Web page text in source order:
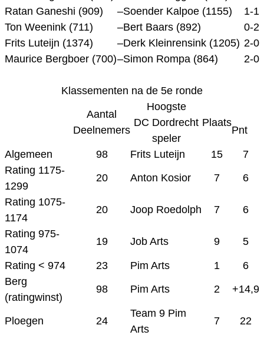
Ratan Ganeshi (909)
–Soender Kalpoe (1155)
1-1
Ton Weenink (711)
–Bert Baars (892)
0-2
Frits Luteijn (1374)
–Derk Kleinrensink (1205) 2-0
Maurice Bergboer (700)–Simon Rompa (864) 2-0
Klassementen na de 5e ronde
Aantal
Deelnemers
Hoogste
DC Dordrecht
speler
Plaats
Pnt
Algemeen 98 Frits Luteijn 15
7
Rating 1175-
1299
20 Anton Kosior 7 6
Rating 1075-
1174
20 Joop Roedolph 7 6
Rating 975-
1074
19 Job Arts 9 5
Rating < 974 23 Pim Arts 1
6
Berg
(ratingwinst)
98 Pim Arts 2 +14,9
Ploegen 24
Team 9 Pim
Arts
7 22